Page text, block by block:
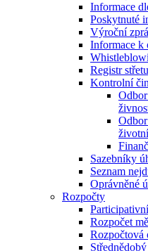
Informace
Poskytnuté
Výroční
Informace k
Registr
Kontrolní
Sazebníky
Seznam
Oprávněné
Rozpočty
Rozpočet
Rozpočtová